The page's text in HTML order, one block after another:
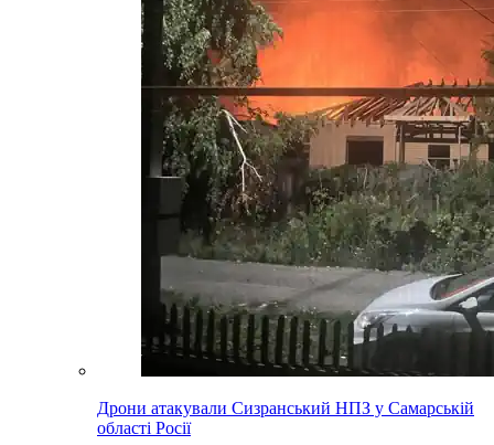
Дрони атакували Сизранський НПЗ у Самарській
області Росії